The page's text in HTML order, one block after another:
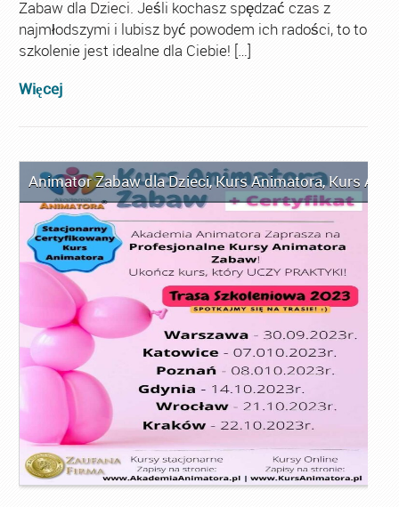
Zabaw dla Dzieci. Jeśli kochasz spędzać czas z
najmłodszymi i lubisz być powodem ich radości, to to
szkolenie jest idealne dla Ciebie! […]
Więcej
Animator Zabaw dla Dzieci,Kurs Animatora,Kurs